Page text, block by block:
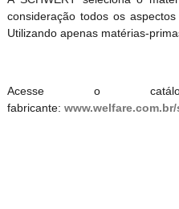
consideração todos os
Utilizando apenas matérias-
Acesse o
fabricante: